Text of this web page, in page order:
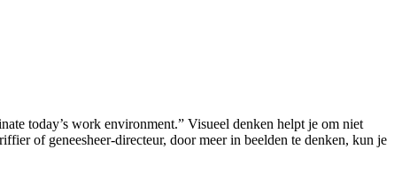
today’s work environment.” Visueel denken helpt je om niet
of geneesheer-directeur, door meer in beelden te denken, kun je